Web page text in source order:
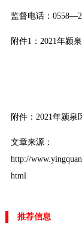
监督电话：
附件1：2021年颍
附件：2021年颍
文章来源：
http://
html
推荐信息